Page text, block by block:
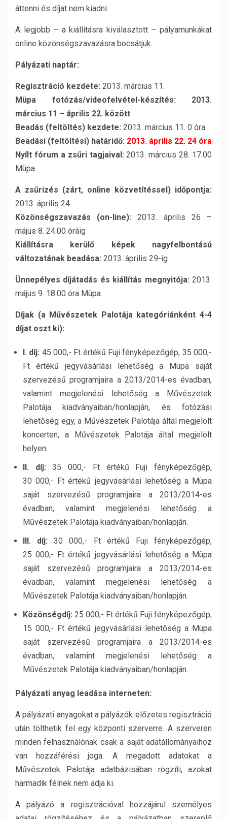
áttenni és díjat nem kiadni.
A legjobb – a kiállításra kiválasztott – pályamunkákat
online közönségszavazásra bocsátjuk.
Pályázati naptár:
Regisztráció kezdete: 2013. március 11.
Müpa fotózás/videofelvétel-készítés:
2013.
március 11 – április 22. között
Beadás (feltöltés) kezdete: 2013. március 11. 0 óra
Beadási (feltöltési) határidő: 2013. április 22. 24 óra
Nyílt fórum a zsűri tagjaival: 2013. március 28. 17.00
Müpa
A zsűrizés (zárt, online közvetítéssel) időpontja:
2013. április 24.
Közönségszavazás (on-line): 2013. április 26 –
május 8. 24.00 óráig
Kiállításra kerülő képek nagyfelbontású
változatának beadása: 2013. április 29-ig
Ünnepélyes díjátadás és kiállítás megnyitója: 2013.
május 9. 18.00 óra Müpa
Díjak (a Művészetek Palotája kategóriánként 4-4
díjat oszt ki):
I. díj: 45 000,- Ft értékű Fuji fényképezőgép, 35 000,-
Ft értékű jegyvásárlási lehetőség a Müpa saját
szervezésű programjaira a 2013/2014-es évadban,
valamint megjelenési lehetőség a Művészetek
Palotája kiadványaiban/honlapján, és fotózási
lehetőség egy, a Művészetek Palotája által megjelölt
koncerten, a Művészetek Palotája által megjelölt
helyen.
II. díj: 35 000,- Ft értékű Fuji fényképezőgép,
30 000,- Ft értékű jegyvásárlási lehetőség a Müpa
saját szervezésű programjaira a 2013/2014-es
évadban, valamint megjelenési lehetőség a
Művészetek Palotája kiadványaiban/honlapján.
III. díj: 30 000,- Ft értékű Fuji fényképezőgép,
25 000,- Ft értékű jegyvásárlási lehetőség a Müpa
saját szervezésű programjaira a 2013/2014-es
évadban, valamint megjelenési lehetőség a
Művészetek Palotája kiadványaiban/honlapján.
Közönségdíj: 25 000,- Ft értékű Fuji fényképezőgép,
15 000,- Ft értékű jegyvásárlási lehetőség a Müpa
saját szervezésű programjaira a 2013/2014-es
évadban, valamint megjelenési lehetőség a
Művészetek Palotája kiadványaiban/honlapján.
Pályázati anyag leadása interneten:
A pályázati anyagokat a pályázók előzetes regisztráció
után tölthetik fel egy központi szerverre. A szerveren
minden felhasználónak csak a saját adatállományaihoz
van hozzáférési joga. A megadott adatokat a
Művészetek Palotája adatbázisában rögzíti, azokat
harmadik félnek nem adja ki.
A pályázó a regisztrációval hozzájárul személyes